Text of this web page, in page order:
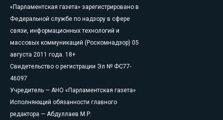
«Парламентская газета» зарегистрировано в
Федеральной службе по надзору в сфере
связи, информационных технологий и
массовых коммуникаций (Роскомнадзор) 05
августа 2011 года. 18+
Свидетельство о регистрации Эл № ФС77-
46097
Учредитель — АНО «Парламентская газета»
Исполняющий обязанности главного
редактора — Абдуллаев М.Р.